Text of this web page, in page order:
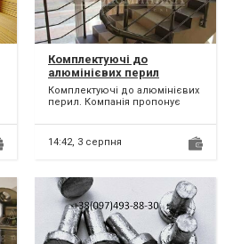
Комплектуючі до
алюмінієвих перил
Комплектуючі до алюмінієвих
перил. Компанія пропонує
сфері будівельного бізн...
14:42, 3 серпня